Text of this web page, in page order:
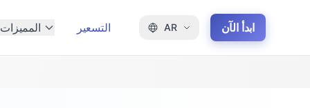
المميزات التسعير AR ابدأ الآن